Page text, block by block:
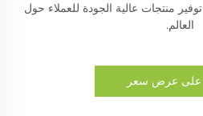
منتجات عالية الجودة للعملاء حول
العالم.
عرض سعر